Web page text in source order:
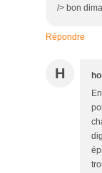
/> bon
Répondre
H